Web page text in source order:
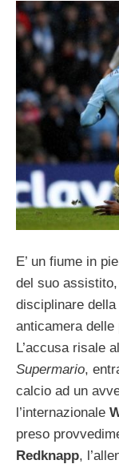
E’ un fiume in
del suo assistito,
disciplinare
anticamera delle
L’accusa risale
Supermario,
calcio ad un
l’internazionale
preso
Redknapp,